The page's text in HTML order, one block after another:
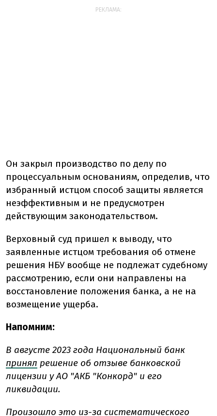
РЕКЛАМА:
Он закрыл производство по делу по
процессуальным основаниям, определив, что
избранный истцом способ защиты является
неэффективным и не предусмотрен
действующим законодательством.
Верховный суд пришел к выводу, что
заявленные истцом требования об отмене
решения НБУ вообще не подлежат судебному
рассмотрению, если они направлены на
восстановление положения банка, а не на
возмещение ущерба.
Напомним:
В августе 2023 года Национальный банк
принял решение об отзыве банковской
лицензии у АО "АКБ "Конкорд" и его
ликвидации.
Произошло это из-за систематического